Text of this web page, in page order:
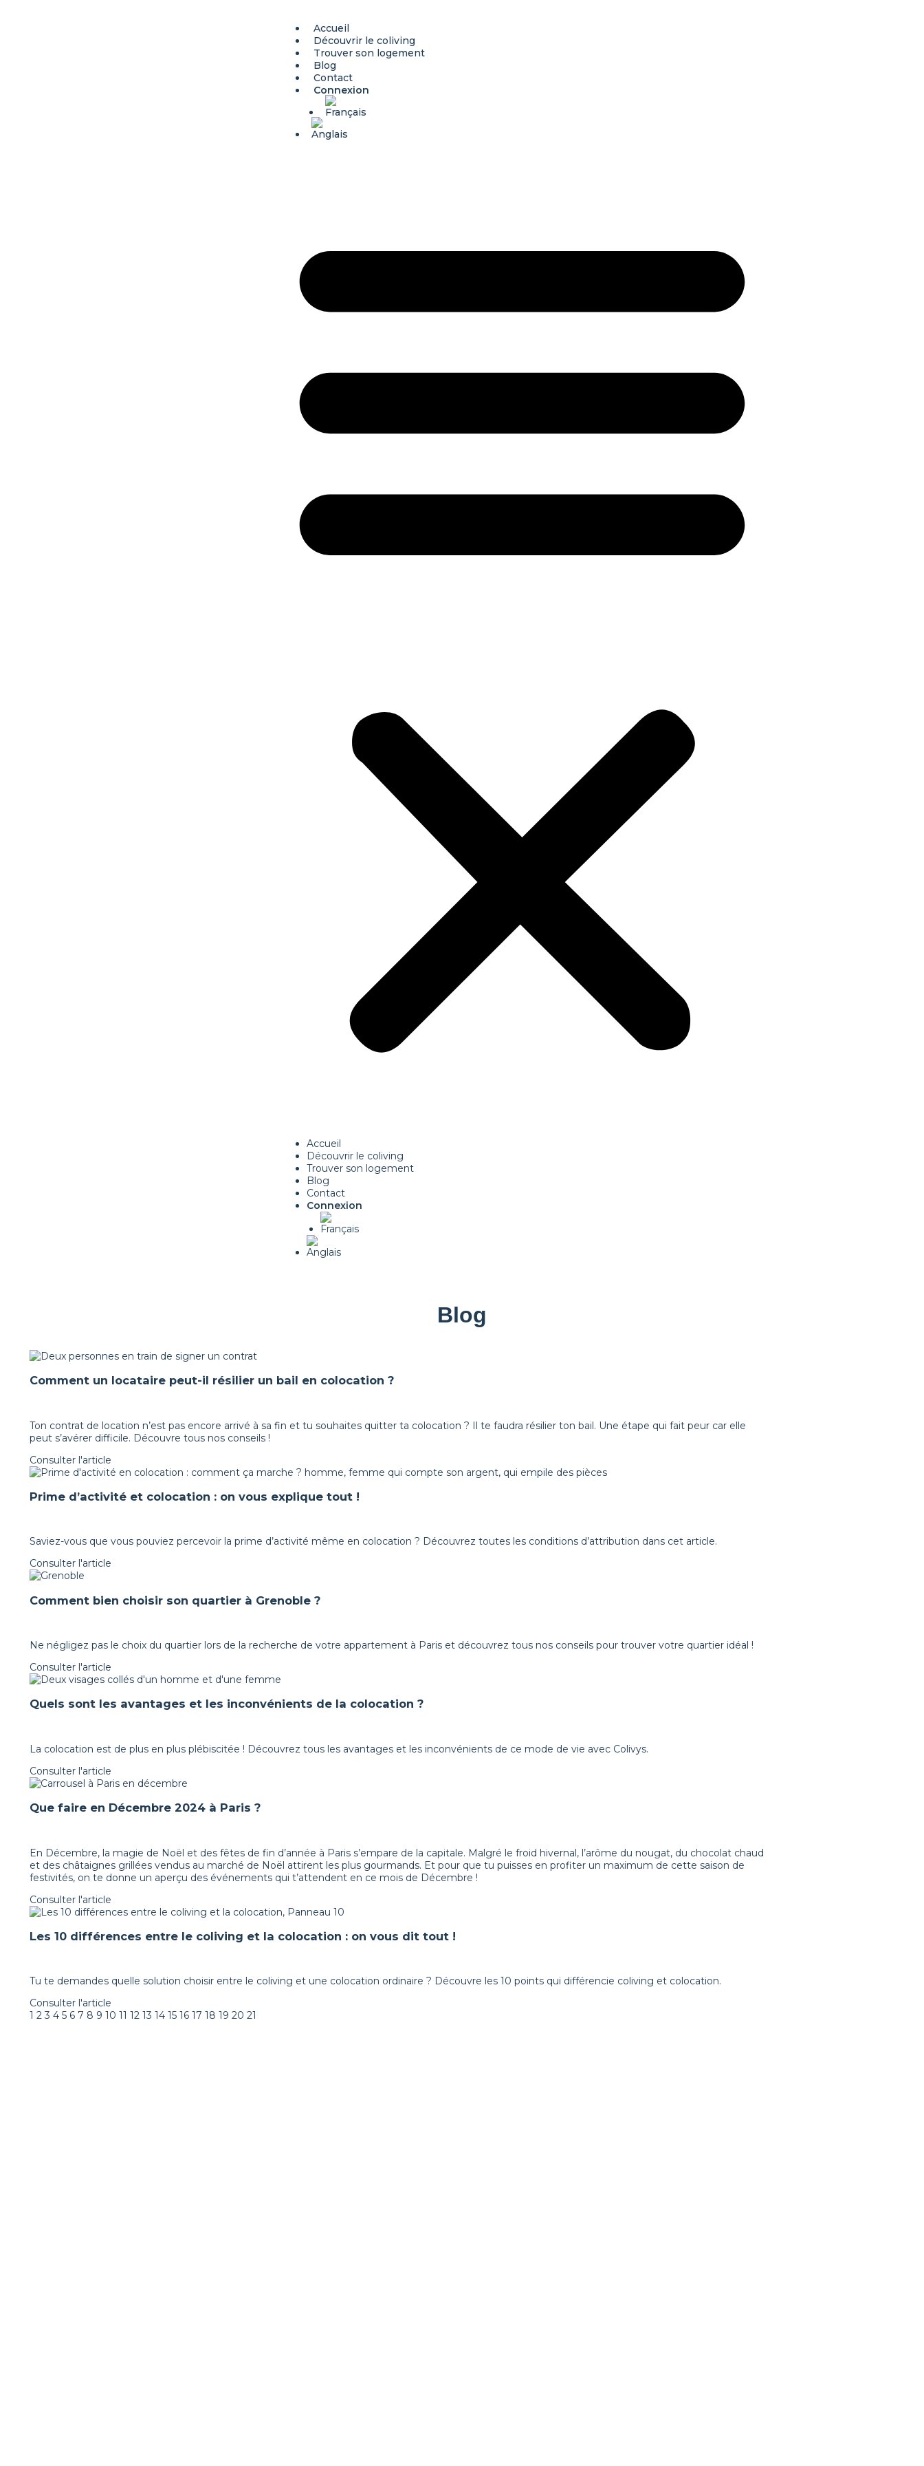
Accueil
Découvrir le coliving
Trouver son logement
Blog
Contact
Connexion
Accueil
Découvrir le coliving
Trouver son logement
Blog
Contact
Connexion
Blog
Comment un locataire peut-il résilier un bail en colocation ?
Ton contrat de location n’est pas encore arrivé à sa fin et tu souhaites quitter ta colocation ? Il te faudra résilier ton bail. Une étape qui fait peur car elle
peut s’avérer difficile. Découvre tous nos conseils !
Consulter l'article
Prime d’activité et colocation : on vous explique tout !
Saviez-vous que vous pouviez percevoir la prime d’activité même en colocation ? Découvrez toutes les conditions d’attribution dans cet article.
Consulter l'article
Comment bien choisir son quartier à Grenoble ?
Ne négligez pas le choix du quartier lors de la recherche de votre appartement à Paris et découvrez tous nos conseils pour trouver votre quartier idéal !
Consulter l'article
Quels sont les avantages et les inconvénients de la colocation ?
La colocation est de plus en plus plébiscitée ! Découvrez tous les avantages et les inconvénients de ce mode de vie avec Colivys.
Consulter l'article
Que faire en Décembre 2024 à Paris ?
En Décembre, la magie de Noël et des fêtes de fin d’année à Paris s’empare de la capitale. Malgré le froid hivernal, l’arôme du nougat, du chocolat chaud
et des châtaignes grillées vendus au marché de Noël attirent les plus gourmands. Et pour que tu puisses en profiter un maximum de cette saison de
festivités, on te donne un aperçu des événements qui t’attendent en ce mois de Décembre !
Consulter l'article
Les 10 différences entre le coliving et la colocation : on vous dit tout !
Tu te demandes quelle solution choisir entre le coliving et une colocation ordinaire ? Découvre les 10 points qui différencie coliving et colocation.
Consulter l'article
1 2 3 4 5 6 7 8 9 10 11 12 13 14 15 16 17 18 19 20 21